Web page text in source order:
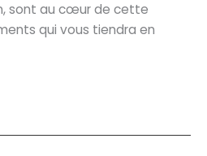
sont au cœur de cette
qui vous tiendra en